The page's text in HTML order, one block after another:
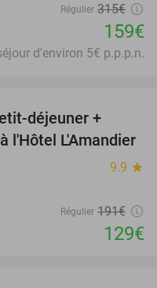
Régulier 315€
159€
d'environ 5€ p.p.p.n.
déjeuner +
l'Hôtel L'Amandier
9.9 star
Régulier 191€
129€